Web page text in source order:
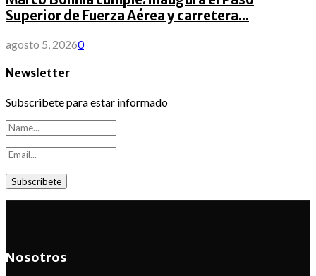
Superior de Fuerza Aérea y carretera...
agosto 5, 20260
Newsletter
Subscribete para estar informado
Nosotros